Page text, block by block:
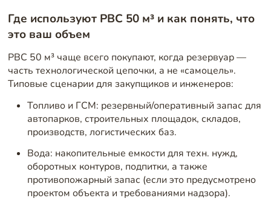
Где используют РВС 50 м³ и как понять, что
это ваш объем
РВС 50 м³ чаще всего покупают, когда резервуар —
часть технологической цепочки, а не «самоцель».
Типовые сценарии для закупщиков и инженеров:
Топливо и ГСМ: резервный/оперативный запас для
автопарков, строительных площадок, складов,
производств, логистических баз.
Вода: накопительные емкости для техн. нужд,
оборотных контуров, подпитки, а также
противопожарный запас (если это предусмотрено
проектом объекта и требованиями надзора).